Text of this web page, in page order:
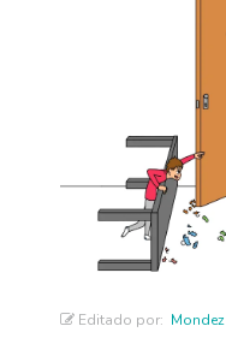
Editado por: Mondez